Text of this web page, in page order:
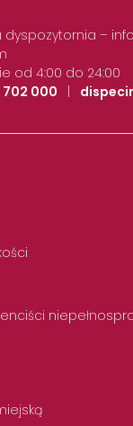
dyspozytornia –
od 4:00 do 24:00
000
|